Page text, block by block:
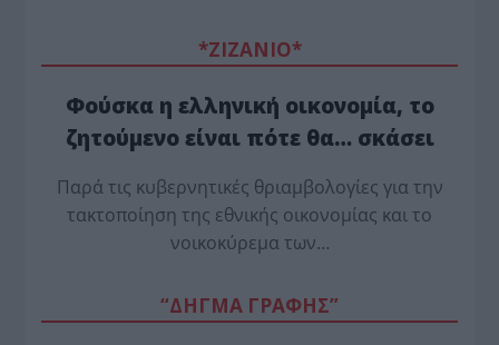
*ZΙΖΑΝΙΟ*
Φούσκα η ελληνική οικονομία, το
ζητούμενο είναι πότε θα… σκάσει
Παρά τις κυβερνητικές θριαμβολογίες για την
τακτοποίηση της εθνικής οικονομίας και το
νοικοκύρεμα των…
“ΔΗΓΜΑ ΓΡΑΦΗΣ”